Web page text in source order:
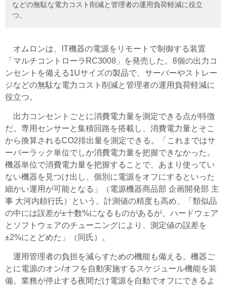
などの無駄な電力コスト削減と管理者の運用負荷軽減に役立
つ。
オムロンは、IT機器の電源をリモートで制御する装置
「マルチコントローラRC3008」を発売した。8個の出力コ
ンセントを備える1Uサイズの製品で、サーバーやストレー
ジなどの無駄な電力コスト削減と管理者の運用負荷軽減に
役立つ。
出力コンセントごとに消費電力量を測定できる点が特徴
だ。専用センサーと集積回路を搭載し、消費電力量とそこ
から換算されるCO2排出量を測定できる。「これまではサ
ーバーラック単位でしか消費電力量を把握できなかった。
機器単位で消費電力量を把握することで、あまり使ってい
ない機器を見つけ出し、個別に電源をオフにするといった
細かい運用が可能となる」（電源機器商品部 企画開発部 主
事 大河内頼行氏）という。計測値の精度も高め、「類似品
の中には誤差が±十数%になるものがあるが、ハードウェア
とソフトウェアのチューニングにより、測定値の誤差を
±2%にとどめた」（同氏）。
運用管理者の負担を減らすための機能も備える。機器ご
とに電源のオン/オフを自動実施するスケジュール機能を装
備。業務が停止する夜間だけ電源を自動でオフにできるよ